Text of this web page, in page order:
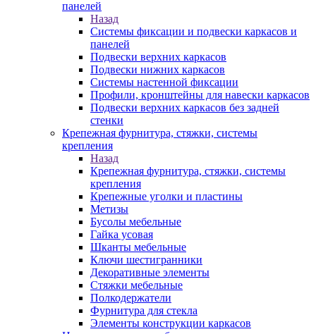
панелей
Назад
Системы фиксации и подвески каркасов и
панелей
Подвески верхних каркасов
Подвески нижних каркасов
Системы настенной фиксации
Профили, кронштейны для навески каркасов
Подвески верхних каркасов без задней
стенки
Крепежная фурнитура, стяжки, системы
крепления
Назад
Крепежная фурнитура, стяжки, системы
крепления
Крепежные уголки и пластины
Метизы
Бусолы мебельные
Гайка усовая
Шканты мебельные
Ключи шестигранники
Декоративные элементы
Стяжки мебельные
Полкодержатели
Фурнитура для стекла
Элементы конструкции каркасов